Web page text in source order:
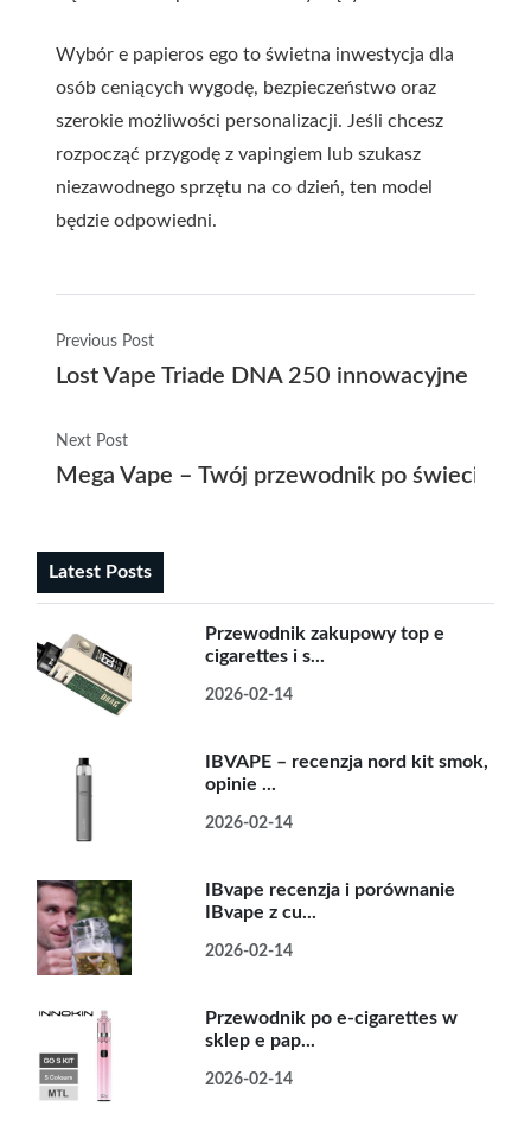
Wybór e papieros ego to świetna inwestycja dla
osób ceniących wygodę, bezpieczeństwo oraz
szerokie możliwości personalizacji. Jeśli chcesz
rozpocząć przygodę z vapingiem lub szukasz
niezawodnego sprzętu na co dzień, ten model
będzie odpowiedni.
Previous Post
Lost Vape Triade DNA 250 innowacyjne
Next Post
Mega Vape – Twój przewodnik po świecie
Latest Posts
Przewodnik zakupowy top e
cigarettes i s...
2026-02-14
IBVAPE – recenzja nord kit smok,
opinie ...
2026-02-14
IBvape recenzja i porównanie
IBvape z cu...
2026-02-14
Przewodnik po e-cigarettes w
sklep e pap...
2026-02-14